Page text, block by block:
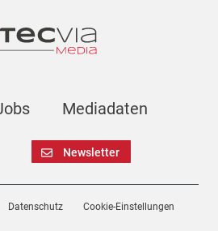
Mediadaten
Newsletter
Datenschutz Cookie-Einstellungen